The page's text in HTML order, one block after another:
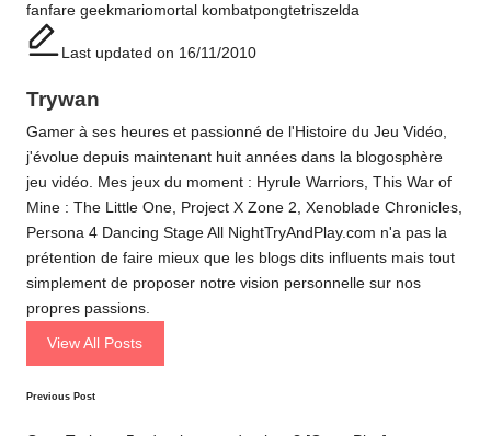
Tags:
fanfare geekmariomortal kombatpongtetriszelda
Last updated on 16/11/2010
Trywan
Gamer à ses heures et passionné de l'Histoire du Jeu Vidéo,
j'évolue depuis maintenant huit années dans la blogosphère
jeu vidéo. Mes jeux du moment : Hyrule Warriors, This War of
Mine : The Little One, Project X Zone 2, Xenoblade Chronicles,
Persona 4 Dancing Stage All NightTryAndPlay.com n'a pas la
prétention de faire mieux que les blogs dits influents mais tout
simplement de proposer notre vision personnelle sur nos
propres passions.
View All Posts
Post
Previous Post